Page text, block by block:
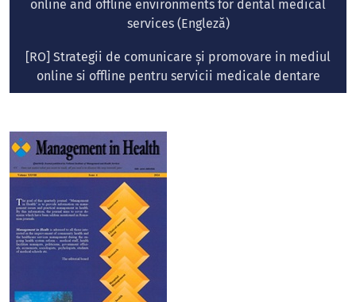
online and offline environments for dental medical
services (Engleză)
[RO] Strategii de comunicare și promovare in mediul
online si offline pentru servicii medicale dentare